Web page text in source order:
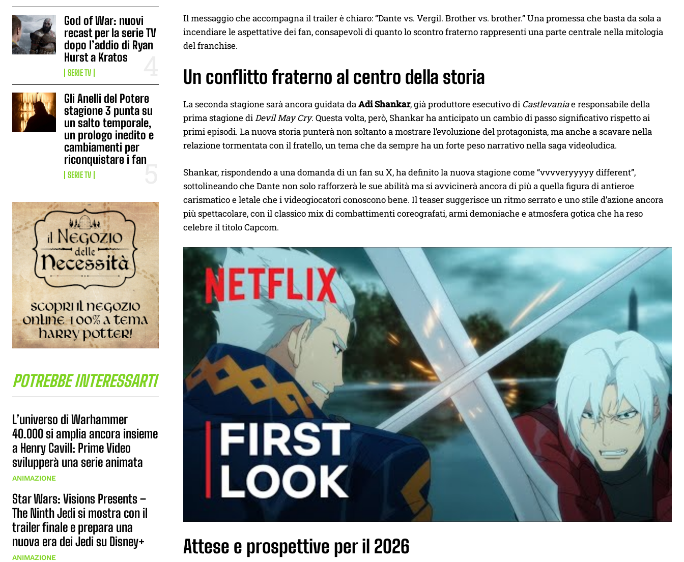
God of War: nuovi
recast per la serie TV
dopo l’addio di Ryan
Hurst a Kratos
SERIE TV
Gli Anelli del Potere
stagione 3 punta su
un salto temporale,
un prologo inedito e
cambiamenti per
riconquistare i fan
SERIE TV
POTREBBE INTERESSARTI
L’universo di Warhammer
40.000 si amplia ancora insieme
a Henry Cavill: Prime Video
svilupperà una serie animata
ANIMAZIONE
Star Wars: Visions Presents –
The Ninth Jedi si mostra con il
trailer finale e prepara una
nuova era dei Jedi su Disney+
ANIMAZIONE
Il messaggio che accompagna il trailer è chiaro: “Dante vs. Vergil. Brother vs. brother.” Una promessa che basta da sola a
incendiare le aspettative dei fan, consapevoli di quanto lo scontro fraterno rappresenti una parte centrale nella mitologia
del franchise.
Un conflitto fraterno al centro della storia
La seconda stagione sarà ancora guidata daAdi Shankar, già produttore esecutivo di Castlevaniae responsabile della
prima stagione diDevil May Cry. Questa volta, però, Shankar ha anticipato un cambio di passo significativo rispetto ai
primi episodi. La nuova storia punterà non soltanto a mostrare l’evoluzione del protagonista, ma anche a scavare nella
relazione tormentata con il fratello, un tema che da sempre ha un forte peso narrativo nella saga videoludica.
Shankar, rispondendo a una domanda di un fan su X, ha definito la nuova stagione come “vvvveryyyyy different”,
sottolineando che Dante non solo rafforzerà le sue abilità ma si avvicinerà ancora di più a quella figura di antieroe
carismatico e letale che i videogiocatori conoscono bene. Il teaser suggerisce un ritmo serrato e uno stile d’azione ancora
più spettacolare, con il classico mix di combattimenti coreografati, armi demoniache e atmosfera gotica che ha reso
celebre il titolo Capcom.
Attese e prospettive per il 2026